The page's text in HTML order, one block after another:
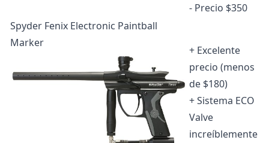
- Precio $350
Spyder Fenix Electronic Paintball
Marker
+ Excelente
precio (menos
de $180)
+ Sistema ECO
Valve
increíblemente